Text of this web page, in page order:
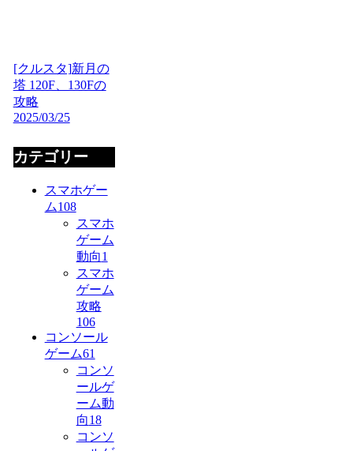
[クルスタ]新月の
塔 120F、130Fの
攻略
2025/03/25
カテゴリー
スマホゲー
ム108
スマホ
ゲーム
動向1
スマホ
ゲーム
攻略
106
コンソール
ゲーム61
コンソ
ールゲ
ーム動
向18
コンソ